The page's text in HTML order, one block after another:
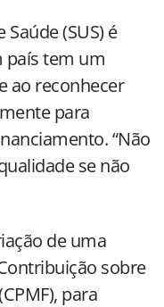
(SUS) é
país tem um
ao reconhecer
para
“Não
se não
de uma
sobre
para